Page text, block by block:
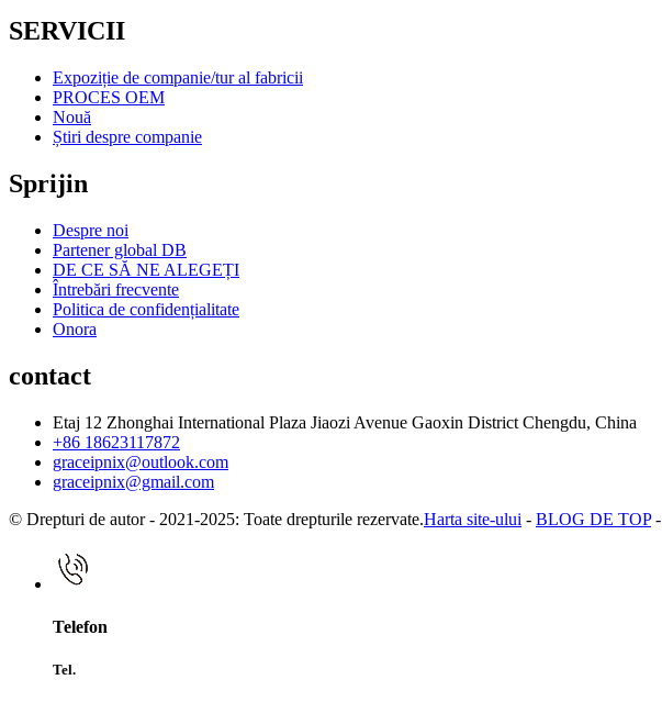
SERVICII
Expoziție de companie/tur al fabricii
PROCES OEM
Nouă
Știri despre companie
Sprijin
Despre noi
Partener global DB
DE CE SĂ NE ALEGEȚI
Întrebări frecvente
Politica de confidențialitate
Onora
contact
Etaj 12 Zhonghai International Plaza Jiaozi Avenue Gaoxin District Chengdu, China
+86 18623117872
graceipnix@outlook.com
graceipnix@gmail.com
© Drepturi de autor - 2021-2025: Toate drepturile rezervate.Harta site-ului - BLOG DE TOP-
Telefon
Tel.